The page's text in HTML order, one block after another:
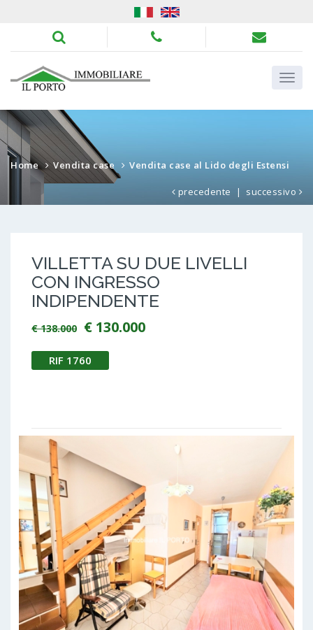
Home Vendita case Vendita case al Lido degli Estensi
precedente | successivo
VILLETTA SU DUE LIVELLI
CON INGRESSO
INDIPENDENTE
€ 138.000 € 130.000
RIF 1760